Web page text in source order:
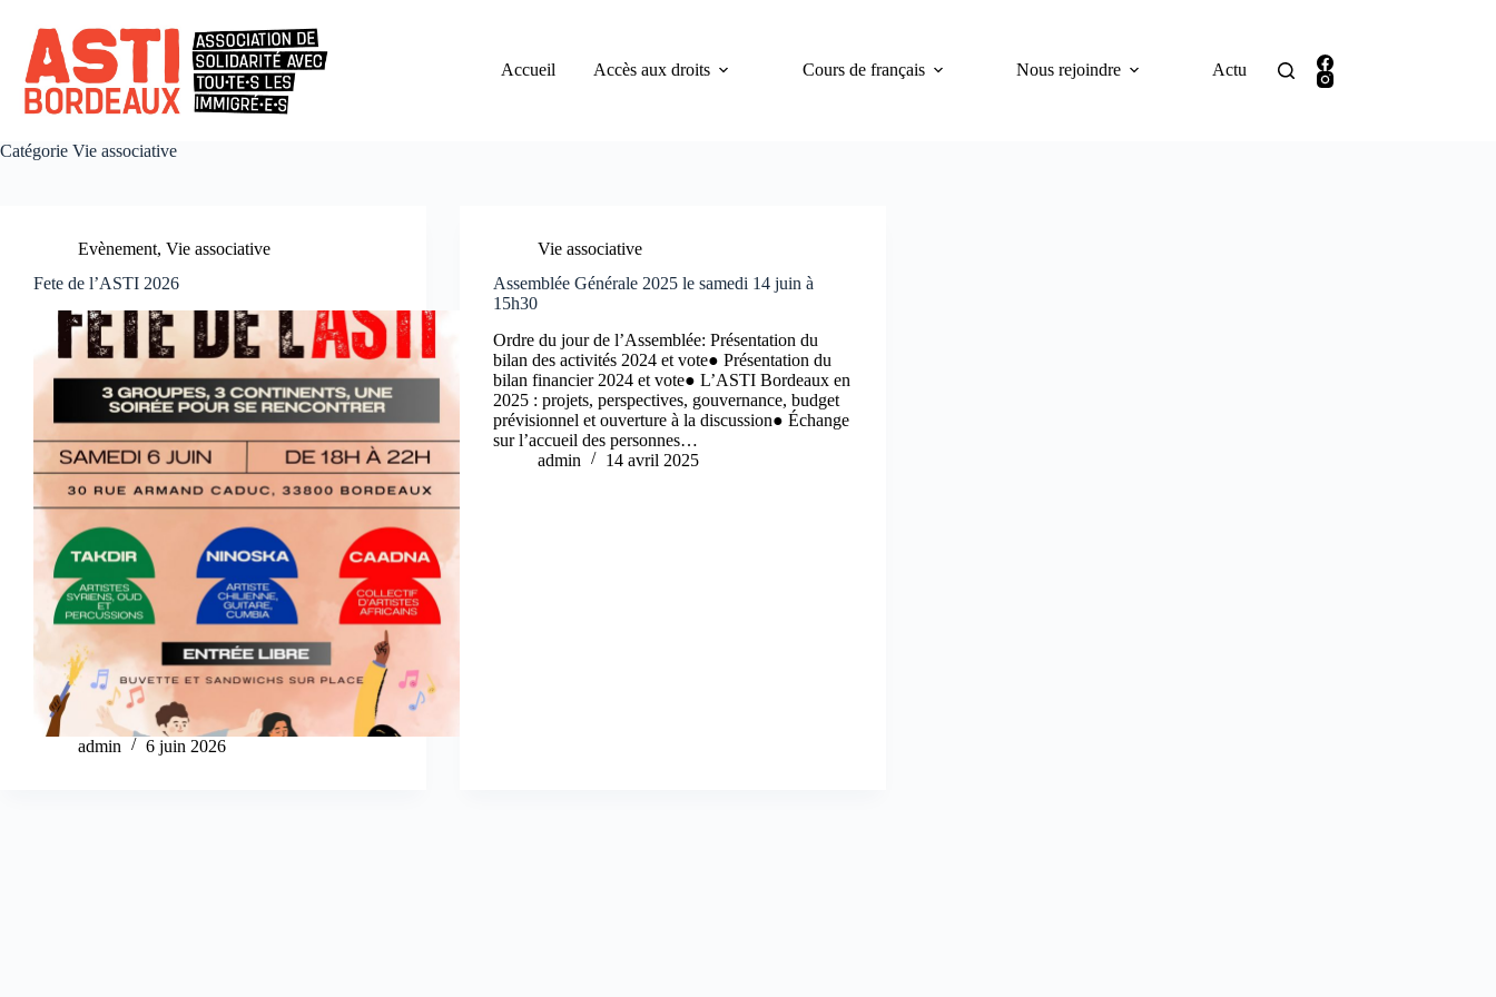
contenu
Accueil
Accès aux droits Cours de français Nous rejoindre Actu
Catégorie Vie associative
Evènement, Vie associative
Fete de l’ASTI 2026
admin 6 juin 2026
Vie associative
Assemblée Générale 2025 le samedi 14 juin à
15h30
Ordre du jour de l’Assemblée: Présentation du
bilan des activités 2024 et vote● Présentation du
bilan financier 2024 et vote● L’ASTI Bordeaux en
2025 : projets, perspectives, gouvernance, budget
prévisionnel et ouverture à la discussion● Échange
sur l’accueil des personnes…
admin
14 avril 2025